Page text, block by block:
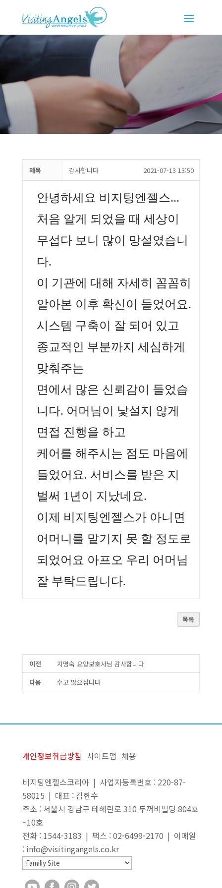
제목 감사합니다 2021-07-13 13:50
안녕하세요 비지팅엔젤스...
처음 알게 되었을 때 세상이
무섭다 보니 많이 망설였습니
다.
이 기관에 대해 자세히 꼼꼼히
알아본 이후 확신이 들었어요.
시스템 구축이 잘 되어 있고
종교적인 부분까지 세심하게
맞춰주는
면에서 많은 신뢰감이 들었습
니다. 어머님이 낯설지 않게
면접 진행을 하고
케어를 해주시는 점도 마음에
들었어요. 서비스를 받은 지
벌써 1년이 지났네요.
이제 비지팅엔젤스가 아니면
어머니를 맡기지 못 할 정도로
되었어요 아프오 우리 어머님
잘 부탁드립니다.
목록
이전
지명숙 요양보호사님 감사합니다
다음
수고 많으십니다
개인정보취급방침 사이트맵 채용
비지팅엔젤스코리아 | 사업자등록번호 : 220-87-
58015 | 대표 : 김한수
주소 : 서울시 강남구 테헤란로 310 두꺼비빌딩 804호
~10호
전화 : 1544-3183 | 팩스 : 02-6499-2170 | 이메일
: info@visitingangels.co.kr